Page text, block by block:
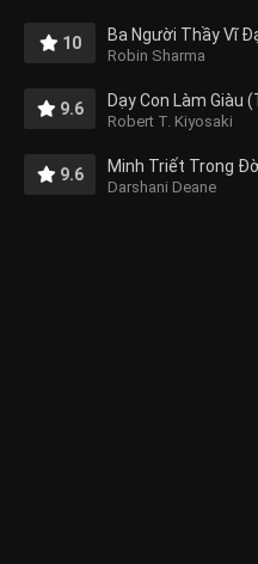
10 Ba Người Thầy Vĩ
Robin Sharma
9.6 Dạy Con Làm Giàu
Robert T. Kiyosaki
9.6 Minh Triết Trong
Darshani Deane